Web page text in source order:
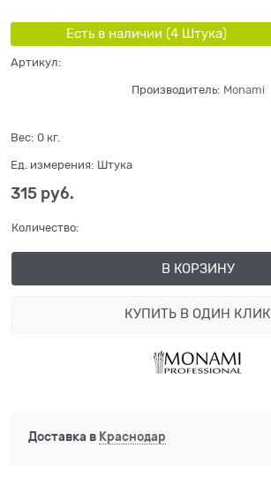
Есть в наличии (4 Штука)
Артикул:
Производитель: Monami
Вес: 0 кг.
Ед. измерения: Штука
315 руб.
Количество:
В КОРЗИНУ
КУПИТЬ В ОДИН КЛИК
Доставка в Краснодар